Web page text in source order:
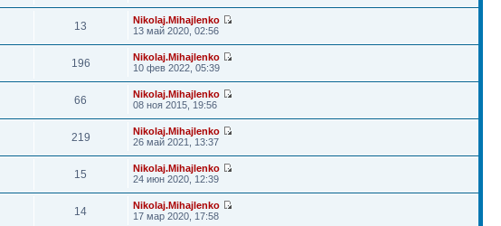
13
Nikolaj.Mihajlenko
13 май 2020, 02:56
196
Nikolaj.Mihajlenko
10 фев 2022, 05:39
66
Nikolaj.Mihajlenko
08 ноя 2015, 19:56
219
Nikolaj.Mihajlenko
26 май 2021, 13:37
15
Nikolaj.Mihajlenko
24 июн 2020, 12:39
14
Nikolaj.Mihajlenko
17 мар 2020, 17:58